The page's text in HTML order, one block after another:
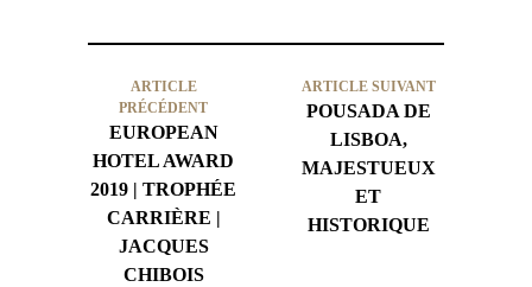
ARTICLE
PRÉCÉDENT
EUROPEAN
HOTEL AWARD
2019 | TROPHÉE
CARRIÈRE |
JACQUES
CHIBOIS
ARTICLE SUIVANT
POUSADA DE
LISBOA,
MAJESTUEUX
ET
HISTORIQUE